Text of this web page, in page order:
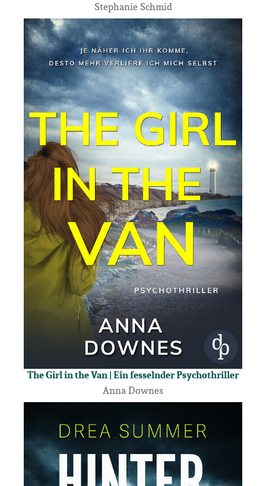
Stephanie Schmid
The Girl in the Van | Ein fesselnder Psychothriller
Anna Downes